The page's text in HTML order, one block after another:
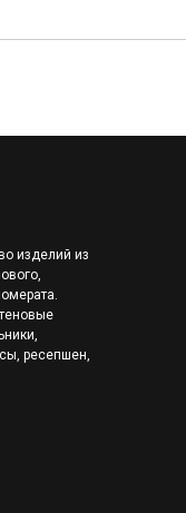
изделий из
ресепшен,